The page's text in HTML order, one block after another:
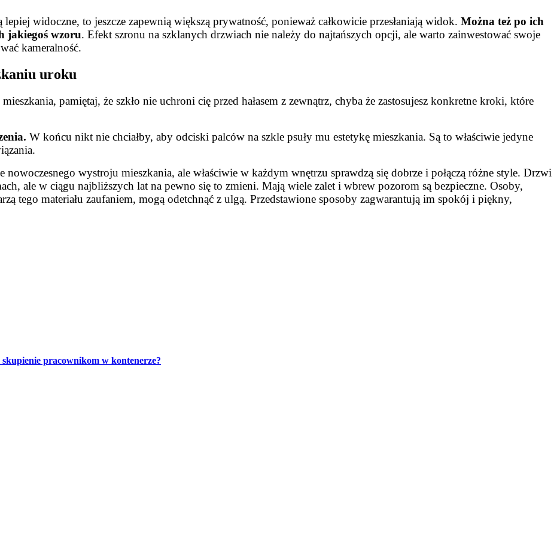
widoczne, to jeszcze zapewnią większą prywatność, ponieważ całkowicie przesłaniają widok. Można też po ich
jakiegoś wzoru. Efekt szronu na szklanych drzwiach nie należy do najtańszych opcji, ale warto zainwestować swoje
kameralność.
uroku
pamiętaj, że szkło nie uchroni cię przed hałasem z zewnątrz, chyba że zastosujesz konkretne kroki, które
W końcu nikt nie chciałby, aby odciski palców na szkle psuły mu estetykę mieszkania. Są to właściwie jedyne
nowoczesnego wystroju mieszkania, ale właściwie w każdym wnętrzu sprawdzą się dobrze i połączą różne style. Drzwi
ale w ciągu najbliższych lat na pewno się to zmieni. Mają wiele zalet i wbrew pozorom są bezpieczne. Osoby,
tego materiału zaufaniem, mogą odetchnąć z ulgą. Przedstawione sposoby zagwarantują im spokój i piękny,
pracownikom w kontenerze?